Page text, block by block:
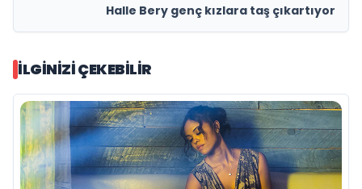
Halle Bery genç kızlara taş çıkartıyor
İLGINIZI ÇEKEBILIR